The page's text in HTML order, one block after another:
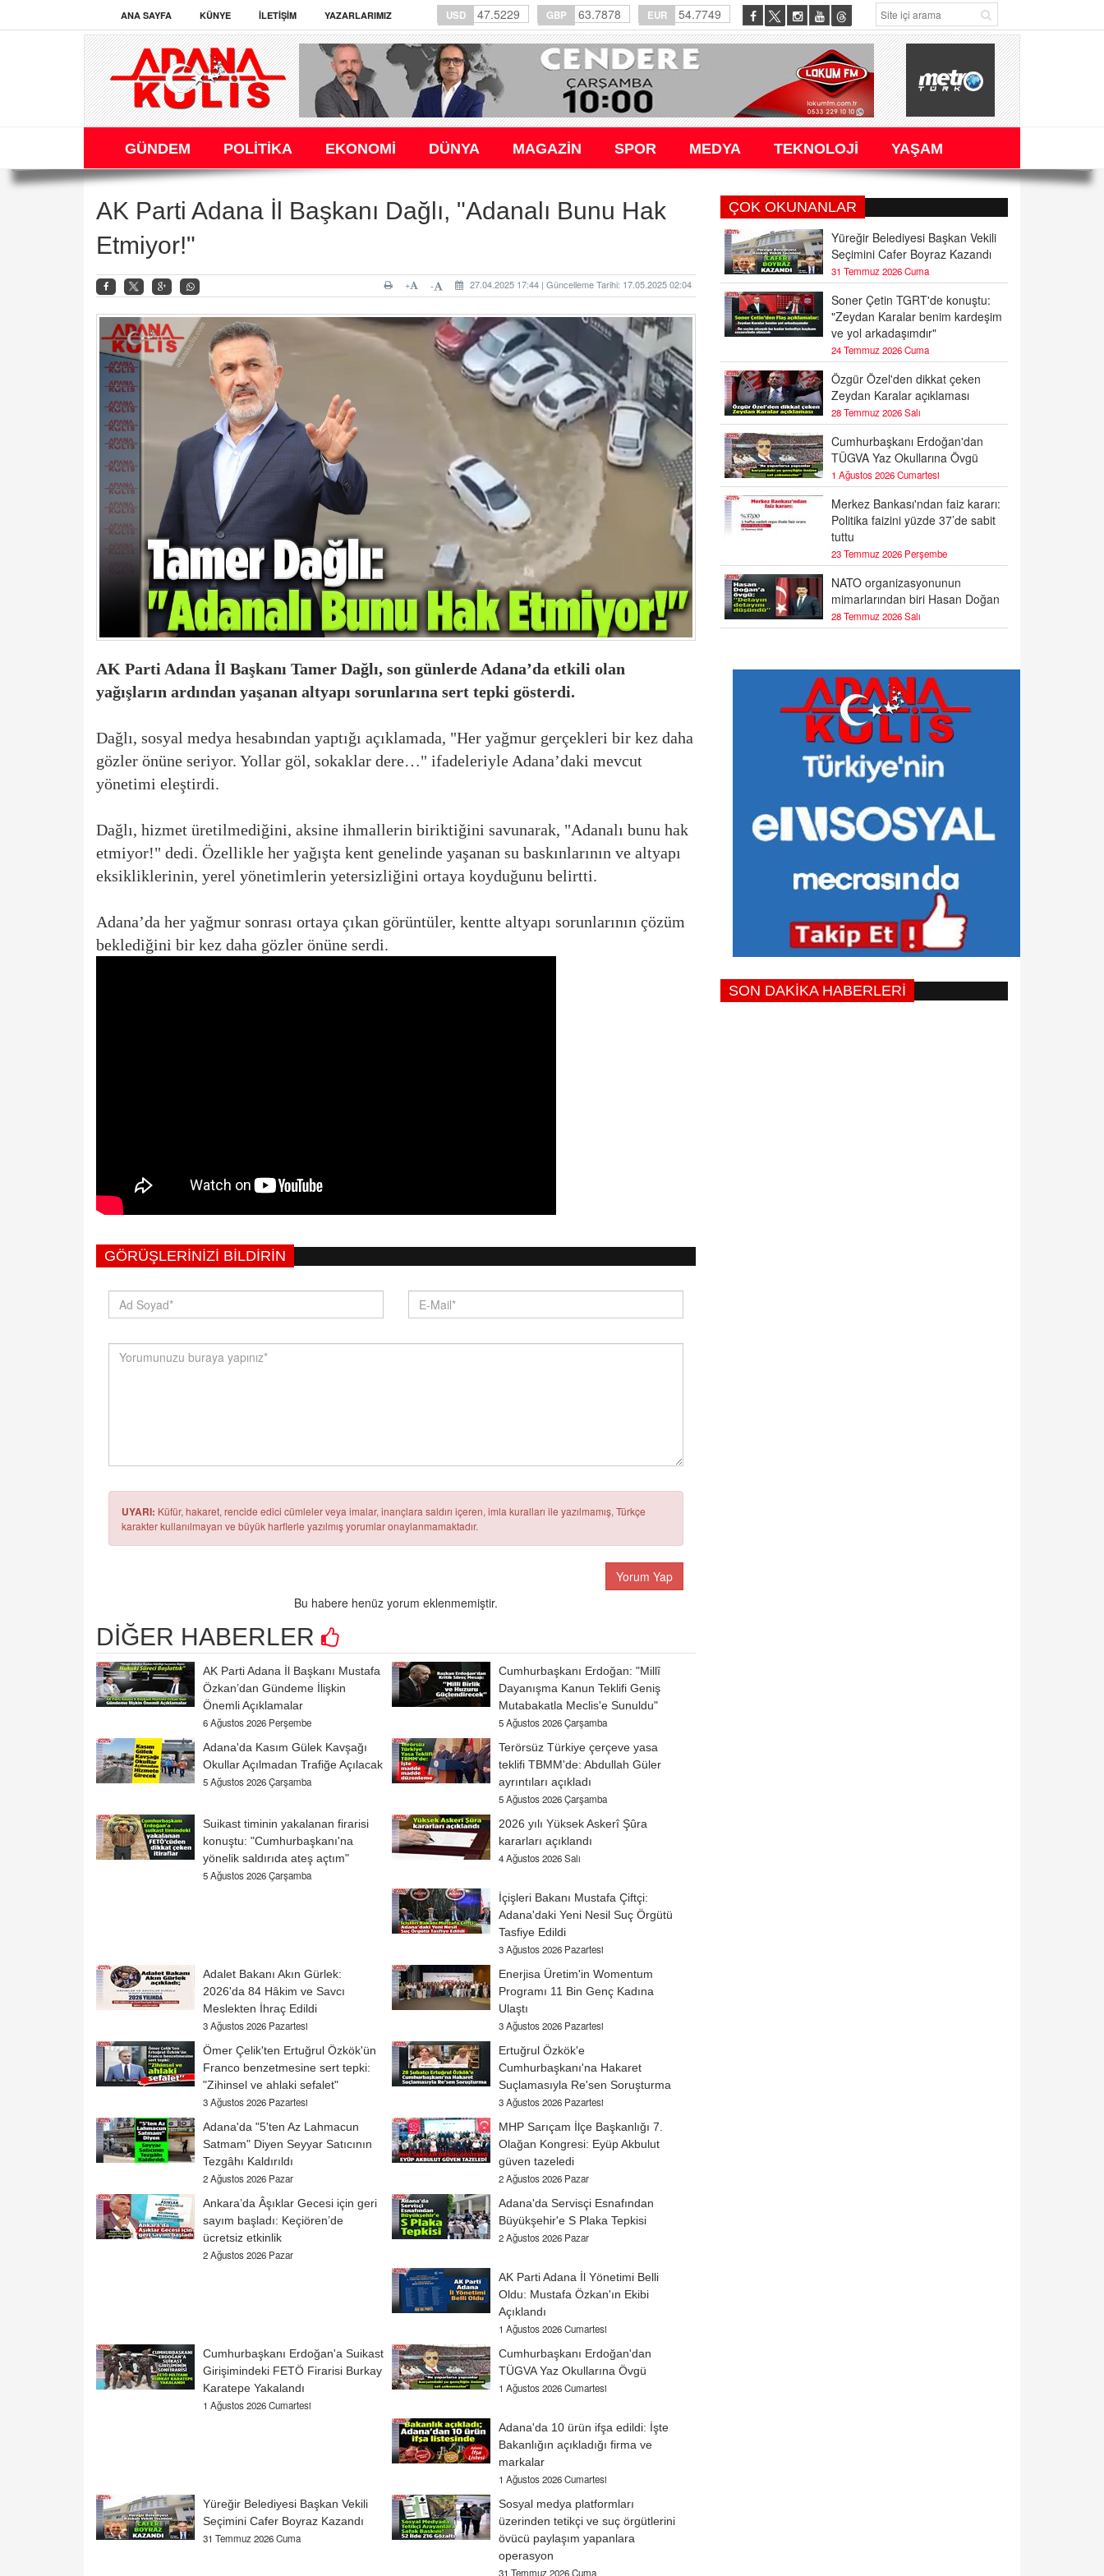
ANA SAYFA KÜNYE İLETIŞIM YAZARLARIMIZ USD 47.5229 GBP 63.7878 EUR 54.7749
GÜNDEM POLİTİKA EKONOMİ DÜNYA MAGAZİN SPOR MEDYA TEKNOLOJİ YAŞAM
AK Parti Adana İl Başkanı Dağlı, "Adanalı Bunu Hak
Etmiyor!"
27.04.2025 17:44 | Güncelleme Tarihi: 17.05.2025 02:04
-
+
AK Parti Adana İl Başkanı Tamer Dağlı, son günlerde Adana’da etkili olan
yağışların ardından yaşanan altyapı sorunlarına sert tepki gösterdi.
Dağlı, sosyal medya hesabından yaptığı açıklamada, "Her yağmur gerçekleri bir kez daha
gözler önüne seriyor. Yollar göl, sokaklar dere…" ifadeleriyle Adana’daki mevcut
yönetimi eleştirdi.
Dağlı, hizmet üretilmediğini, aksine ihmallerin biriktiğini savunarak, "Adanalı bunu hak
etmiyor!" dedi. Özellikle her yağışta kent genelinde yaşanan su baskınlarının ve altyapı
eksikliklerinin, yerel yönetimlerin yetersizliğini ortaya koyduğunu belirtti.
Adana’da her yağmur sonrası ortaya çıkan görüntüler, kentte altyapı sorunlarının çözüm
beklediğini bir kez daha gözler önüne serdi.
GÖRÜŞLERINIZI BILDIRIN
UYARI: Küfür, hakaret, rencide edici cümleler veya imalar, inançlara saldırı içeren, imla kuralları ile yazılmamış, Türkçe
karakter kullanılmayan ve büyük harflerle yazılmış yorumlar onaylanmamaktadır.
Yorum Yap
Bu habere henüz yorum eklenmemiştir.
DİĞER HABERLER
AK Parti Adana İl Başkanı Mustafa
Özkan’dan Gündeme İlişkin
Önemli Açıklamalar
6 Ağustos 2026 Perşembe
Cumhurbaşkanı Erdoğan: "Millî
Dayanışma Kanun Teklifi Geniş
Mutabakatla Meclis'e Sunuldu"
5 Ağustos 2026 Çarşamba
Adana'da Kasım Gülek Kavşağı
Okullar Açılmadan Trafiğe Açılacak
5 Ağustos 2026 Çarşamba
Terörsüz Türkiye çerçeve yasa
teklifi TBMM'de: Abdullah Güler
ayrıntıları açıkladı
5 Ağustos 2026 Çarşamba
Suikast timinin yakalanan firarisi
konuştu: "Cumhurbaşkanı'na
yönelik saldırıda ateş açtım"
5 Ağustos 2026 Çarşamba
2026 yılı Yüksek Askerî Şûra
kararları açıklandı
4 Ağustos 2026 Salı
İçişleri Bakanı Mustafa Çiftçi:
Adana'daki Yeni Nesil Suç Örgütü
Tasfiye Edildi
3 Ağustos 2026 Pazartesi
Adalet Bakanı Akın Gürlek:
2026'da 84 Hâkim ve Savcı
Meslekten İhraç Edildi
3 Ağustos 2026 Pazartesi
Enerjisa Üretim'in Womentum
Programı 11 Bin Genç Kadına
Ulaştı
3 Ağustos 2026 Pazartesi
Ömer Çelik'ten Ertuğrul Özkök'ün
Franco benzetmesine sert tepki:
"Zihinsel ve ahlaki sefalet"
3 Ağustos 2026 Pazartesi
Ertuğrul Özkök'e
Cumhurbaşkanı'na Hakaret
Suçlamasıyla Re'sen Soruşturma
3 Ağustos 2026 Pazartesi
Adana'da "5'ten Az Lahmacun
Satmam" Diyen Seyyar Satıcının
Tezgâhı Kaldırıldı
2 Ağustos 2026 Pazar
MHP Sarıçam İlçe Başkanlığı 7.
Olağan Kongresi: Eyüp Akbulut
güven tazeledi
2 Ağustos 2026 Pazar
Ankara’da Âşıklar Gecesi için geri
sayım başladı: Keçiören’de
ücretsiz etkinlik
2 Ağustos 2026 Pazar
Adana'da Servisçi Esnafından
Büyükşehir'e S Plaka Tepkisi
2 Ağustos 2026 Pazar
AK Parti Adana İl Yönetimi Belli
Oldu: Mustafa Özkan'ın Ekibi
Açıklandı
1 Ağustos 2026 Cumartesi
Cumhurbaşkanı Erdoğan'a Suikast
Girişimindeki FETÖ Firarisi Burkay
Karatepe Yakalandı
1 Ağustos 2026 Cumartesi
Cumhurbaşkanı Erdoğan'dan
TÜGVA Yaz Okullarına Övgü
1 Ağustos 2026 Cumartesi
Adana'da 10 ürün ifşa edildi: İşte
Bakanlığın açıkladığı firma ve
markalar
1 Ağustos 2026 Cumartesi
Yüreğir Belediyesi Başkan Vekili
Seçimini Cafer Boyraz Kazandı
31 Temmuz 2026 Cuma
Sosyal medya platformları
üzerinden tetikçi ve suç örgütlerini
övücü paylaşım yapanlara
operasyon
31 Temmuz 2026 Cuma
ÇOK OKUNANLAR
Yüreğir Belediyesi Başkan Vekili
Seçimini Cafer Boyraz Kazandı
31 Temmuz 2026 Cuma
Soner Çetin TGRT'de konuştu:
"Zeydan Karalar benim kardeşim
ve yol arkadaşımdır"
24 Temmuz 2026 Cuma
Özgür Özel'den dikkat çeken
Zeydan Karalar açıklaması
28 Temmuz 2026 Salı
Cumhurbaşkanı Erdoğan'dan
TÜGVA Yaz Okullarına Övgü
1 Ağustos 2026 Cumartesi
Merkez Bankası'ndan faiz kararı:
Politika faizini yüzde 37’de sabit
tuttu
23 Temmuz 2026 Perşembe
NATO organizasyonunun
mimarlarından biri Hasan Doğan
28 Temmuz 2026 Salı
SON DAKİKA HABERLERİ